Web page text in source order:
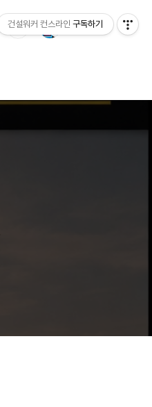
건설워커 컨스라인 구독하기